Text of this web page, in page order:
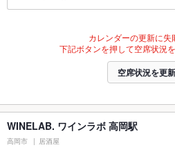
カレンダーの更新に失
下記ボタンを押して空席状況
空席状況を更
WINELAB. ワインラボ 高岡駅
高岡市 居酒屋